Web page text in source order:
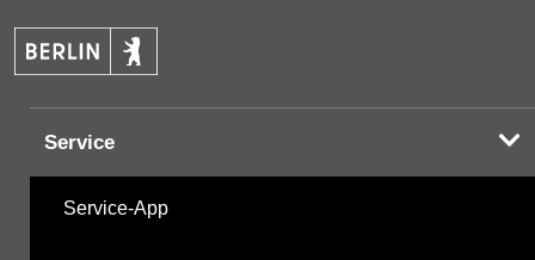
Service
Service-App